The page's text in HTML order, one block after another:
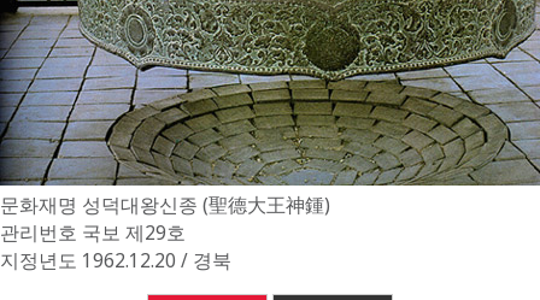
문화재명 성덕대왕신종 (聖德大王神鍾)
관리번호 국보 제29호
지정년도 1962.12.20 / 경북